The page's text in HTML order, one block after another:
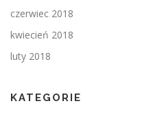
czerwiec 2018
kwiecień 2018
luty 2018
KATEGORIE